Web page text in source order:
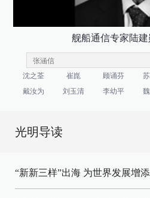
舰船通信专家陆
沈之荃 崔崑 顾诵芬
戴汝为
刘玉清 李幼平
光明导读
“新新三样”出海 为世界发展增